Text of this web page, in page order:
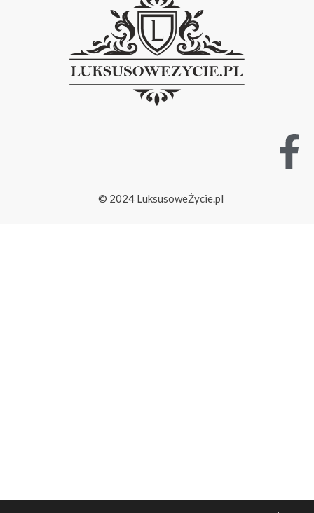
© 2024 LuksusoweŻycie.pl